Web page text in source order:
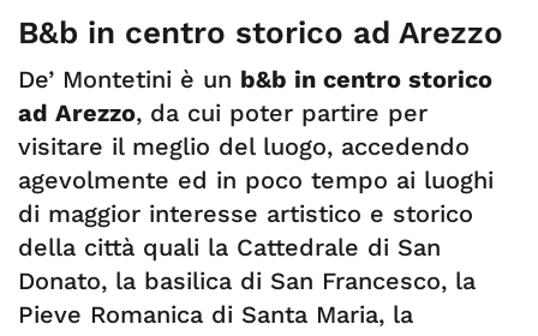
B&b in centro storico ad Arezzo
De’ Montetini è un b&b in centro storico
ad Arezzo, da cui poter partire per
visitare il meglio del luogo, accedendo
agevolmente ed in poco tempo ai luoghi
di maggior interesse artistico e storico
della città quali la Cattedrale di San
Donato, la basilica di San Francesco, la
Pieve Romanica di Santa Maria, la